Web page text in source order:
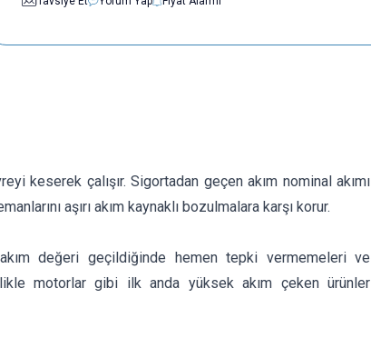
keserek çalışır. Sigortadan geçen akım nominal akımı
aşırı akım kaynaklı bozulmalara karşı korur.
değeri geçildiğinde hemen tepki vermemeleri ve
motorlar gibi ilk anda yüksek akım çeken ürünler